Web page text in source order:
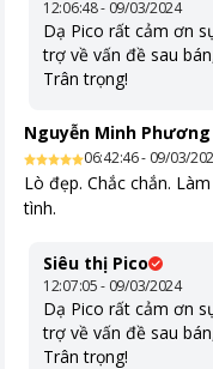
12:06:48 - 09/03/2024
Dạ Pico rất cảm ơn
trợ về vấn đề sau
Trân trọng!
Nguyễn Minh Phương
06:42:46 - 09/03/
Lò đẹp. Chắc chắn.
tình.
Siêu thị Pico
12:07:05 - 09/03/2024
Dạ Pico rất cảm ơn
trợ về vấn đề sau
Trân trọng!